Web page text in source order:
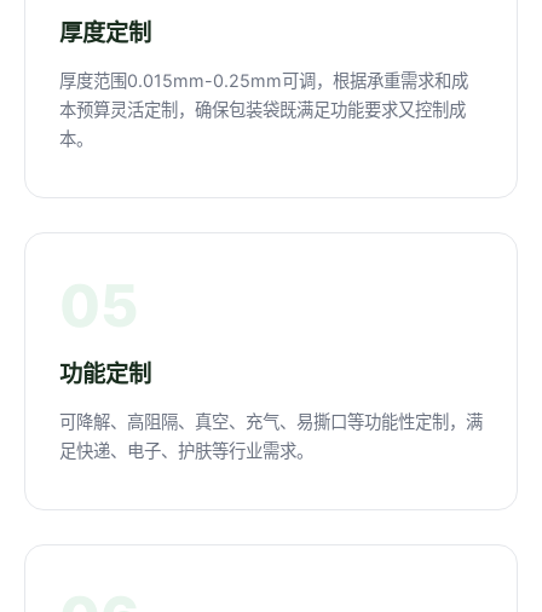
厚度定制
厚度范围0.015mm-0.25mm可调，根据承重需求和成
本预算灵活定制，确保包装袋既满足功能要求又控制成
本。
功能定制
可降解、高阻隔、真空、充气、易撕口等功能性定制，满
足快递、电子、护肤等行业需求。